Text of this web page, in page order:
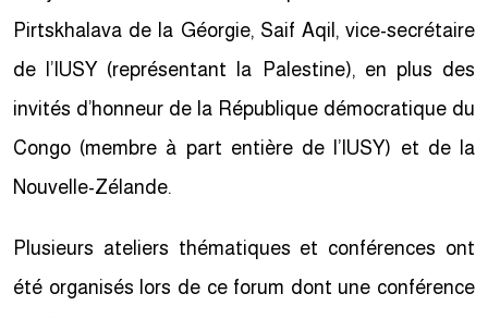
Pirtskhalava de la Géorgie, Saif Aqil, vice-secrétaire
de l’IUSY (représentant la Palestine), en plus des
invités d’honneur de la République démocratique du
Congo (membre à part entière de l’IUSY) et de la
Nouvelle-Zélande.
Plusieurs ateliers thématiques et conférences ont
été organisés lors de ce forum dont une conférence